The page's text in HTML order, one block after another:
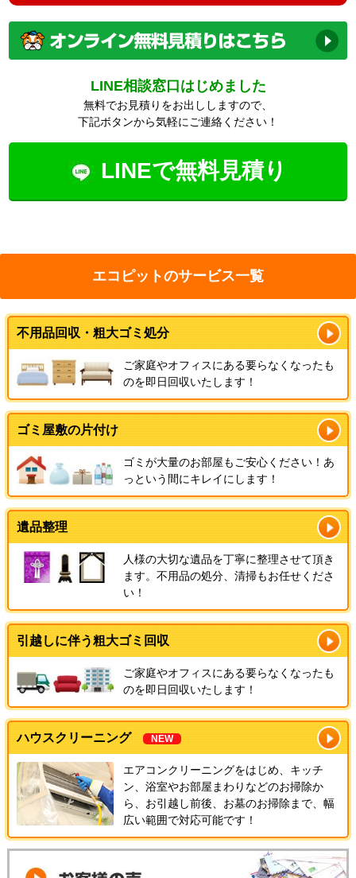
LINE相談窓口はじめました
無料でお見積りをお出ししますので、
下記ボタンから気軽にご連絡ください！
LINEで無料見積り
エコピットのサービス一覧
不用品回収・粗大ゴミ処分
ご家庭やオフィスにある要らなくなったも
のを即日回収いたします！
ゴミ屋敷の片付け
ゴミが大量のお部屋もご安心ください！あ
っという間にキレイにします！
遺品整理
人様の大切な遺品を丁寧に整理させて頂き
ます。不用品の処分、清掃もお任せくださ
い！
引越しに伴う粗大ゴミ回収
ご家庭やオフィスにある要らなくなったも
のを即日回収いたします！
ハウスクリーニング NEW
エアコンクリーニングをはじめ、キッチ
ン、浴室やお部屋まわりなどのお掃除か
ら、お引越し前後、お墓のお掃除まで、幅
広い範囲で対応可能です！